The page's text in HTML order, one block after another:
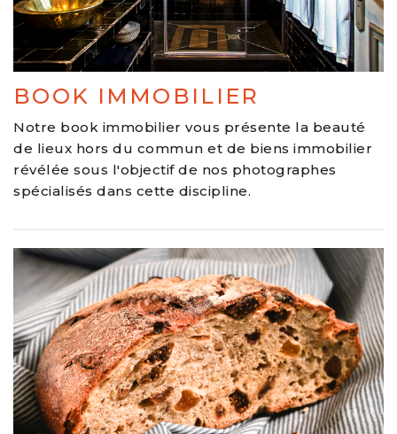
BOOK IMMOBILIER
Notre book immobilier vous présente la beauté
de lieux hors du commun et de biens immobilier
révélée sous l'objectif de nos photographes
spécialisés dans cette discipline.